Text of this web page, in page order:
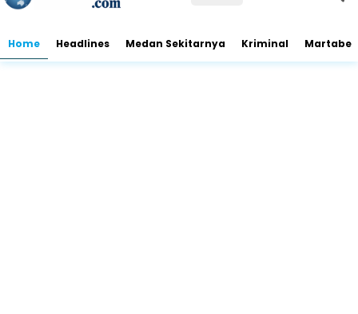
Home Headlines Medan Sekitarnya Kriminal Martabe